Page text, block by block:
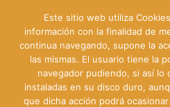
Este sitio web utiliza
información con la finalidad de
continua navegando, supone la
las mismas. El usuario tiene la
navegador pudiendo, si así lo
instaladas en su disco duro,
que dicha acción podrá